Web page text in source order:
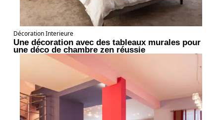
Décoration Interieure
Une décoration avec des tableaux murales pour
une déco de chambre zen réussie